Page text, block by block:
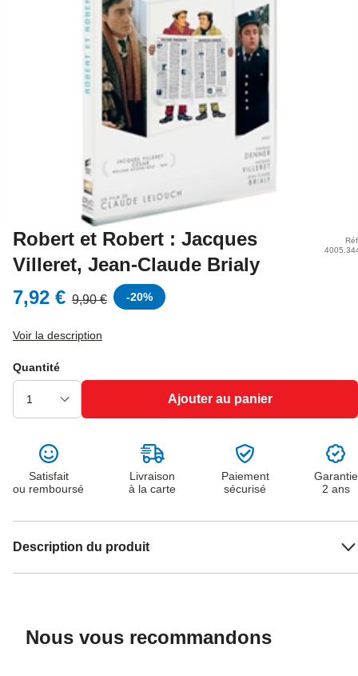
Robert et Robert : Jacques
Villeret, Jean-Claude Brialy
7,92 € 9,90 € -20%
Voir la description
Quantité
Ajouter au panier
Satisfait
ou remboursé
Livraison
à la carte
Paiement
sécurisé
Garantie
2 ans
Description du produit
Nous vous recommandons